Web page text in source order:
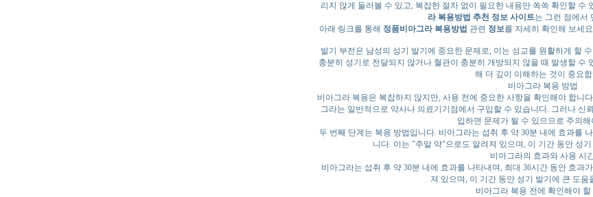
리지 않게 둘러볼 수 있고, 복잡한 절차 없이 필요한 내용만 쏙쏙 확인할 수
라 복용방법 추천 정보 사이트는 그런 점에서
아래 링크를 통해 정품비아그라 복용방법 관련 정보를 자세히 확인해 보세
발기 부전은 남성의 성기 발기에 중요한 문제로, 이는 성교를 원활하게 할
충분히 성기로 전달되지 않거나 혈관이 충분히 개방되지 않을 때 발생할 수
해 더 깊이 이해하는 것이 중요
비아그라 복용 방법
비아그라 복용은 복잡하지 않지만, 사용 전에 중요한 사항을 확인해야 합니
그라는 일반적으로 약사나 의료기기점에서 구입할 수 있습니다. 그러나 신
입하면 문제가 될 수 있으므로 주의해
두 번째 단계는 복용 방법입니다. 비아그라는 섭취 후 약 30분 내에 효과를
니다. 이는 "주말 약"으로도 알려져 있으며, 이 기간 동안 성
비아그라의 효과와 사용 시
비아그라는 섭취 후 약 30분 내에 효과를 나타내며, 최대 36시간 동안 효과
져 있으며, 이 기간 동안 성기 발기에 큰 도움
비아그라 복용 전에 확인해야 할